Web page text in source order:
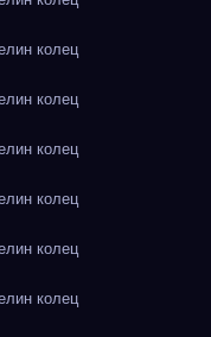
колец
колец
колец
колец
колец
колец